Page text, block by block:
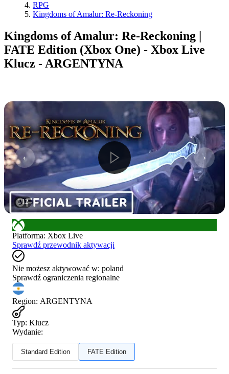
RPG
Kingdoms of Amalur: Re-Reckoning
Kingdoms of Amalur: Re-Reckoning |
FATE Edition (Xbox One) - Xbox Live
Klucz - ARGENTYNA
1/12
Platforma: Xbox Live
Sprawdź przewodnik aktywacji
Nie możesz aktywować w: poland
Sprawdź ograniczenia regionalne
Region: ARGENTYNA
Typ: Klucz
Wydanie:
Standard Edition FATE Edition